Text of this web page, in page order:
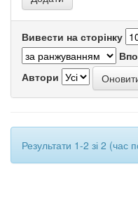
Вивести на сторінку
Автори
Результати 1-2 зі 2 (час